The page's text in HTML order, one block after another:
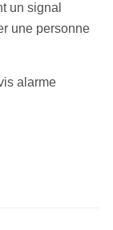
un signal
une personne
alarme